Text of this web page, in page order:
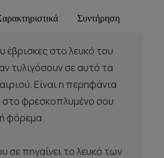
Συντήρηση
έβρισκες στο λευκό του
τυλιγόσουν σε αυτό τα
Είναι η περηφάνια
στο φρεσκοπλυμένο σου
φόρεμα.
σε πηγαίνει το λευκό των